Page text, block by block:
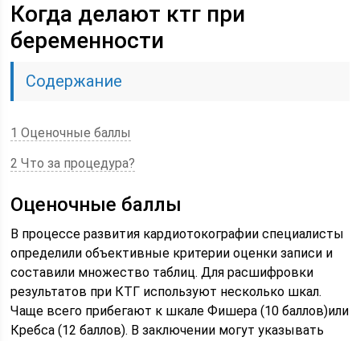
Когда делают ктг при
беременности
Содержание
1 Оценочные баллы
2 Что за процедура?
Оценочные баллы
В процессе развития кардиотокографии специалисты
определили объективные критерии оценки записи и
составили множество таблиц. Для расшифровки
результатов при КТГ используют несколько шкал.
Чаще всего прибегают к шкале Фишера (10 баллов)или
Кребса (12 баллов). В заключении могут указывать